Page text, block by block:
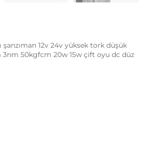
şanzıman 12v 24v yüksek tork düşük
50kgfcm 20w 15w çift oyu dc düz